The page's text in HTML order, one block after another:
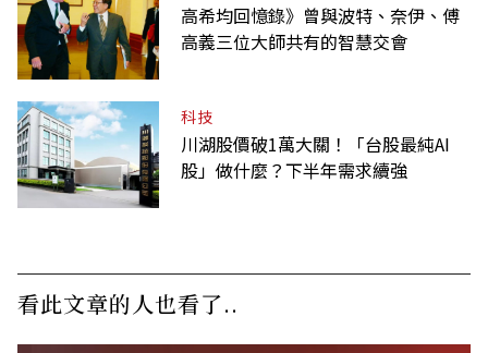
高希均回憶錄》曾與波特、奈伊、傅
高義三位大師共有的智慧交會
科技
川湖股價破1萬大關！「台股最純AI
股」做什麼？下半年需求續強
看此文章的人也看了..